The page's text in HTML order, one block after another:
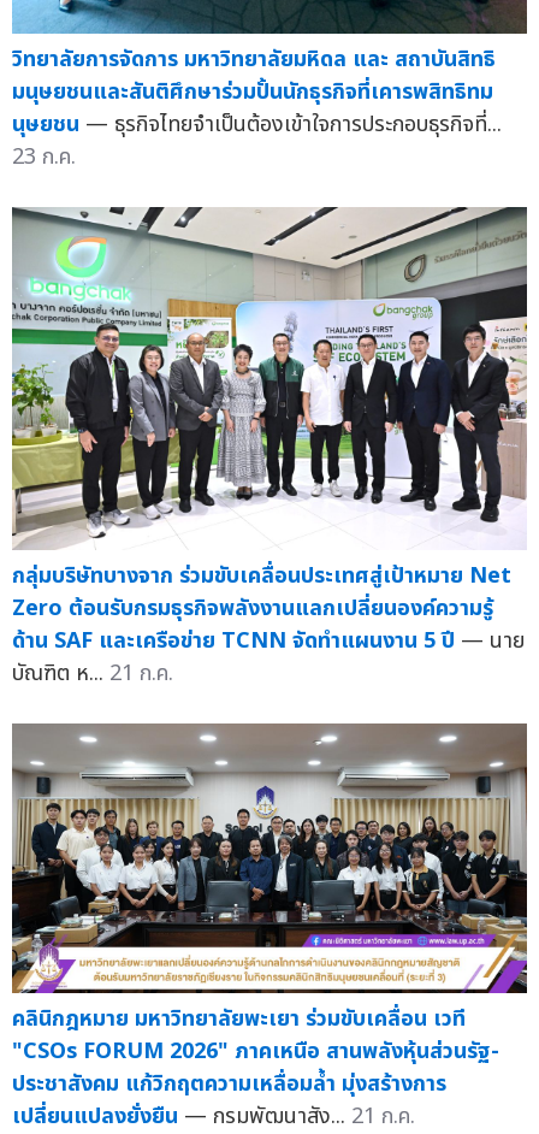
วิทยาลัยการจัดการ มหาวิทยาลัยมหิดล และ สถาบันสิทธิ
มนุษยชนและสันติศึกษาร่วมปั้นนักธุรกิจที่เคารพสิทธิทม
นุษยชน — ธุรกิจไทยจำเป็นต้องเข้าใจการประกอบธุรกิจที่...
23 ก.ค.
กลุ่มบริษัทบางจาก ร่วมขับเคลื่อนประเทศสู่เป้าหมาย Net
Zero ต้อนรับกรมธุรกิจพลังงานแลกเปลี่ยนองค์ความรู้
ด้าน SAF และเครือข่าย TCNN จัดทำแผนงาน 5 ปี — นาย
บัณฑิต ห... 21 ก.ค.
คลินิกฎหมาย มหาวิทยาลัยพะเยา ร่วมขับเคลื่อน เวที
"CSOs FORUM 2026" ภาคเหนือ สานพลังหุ้นส่วนรัฐ-
ประชาสังคม แก้วิกฤตความเหลื่อมล้ำ มุ่งสร้างการ
เปลี่ยนแปลงยั่งยืน — กรมพัฒนาสัง... 21 ก.ค.